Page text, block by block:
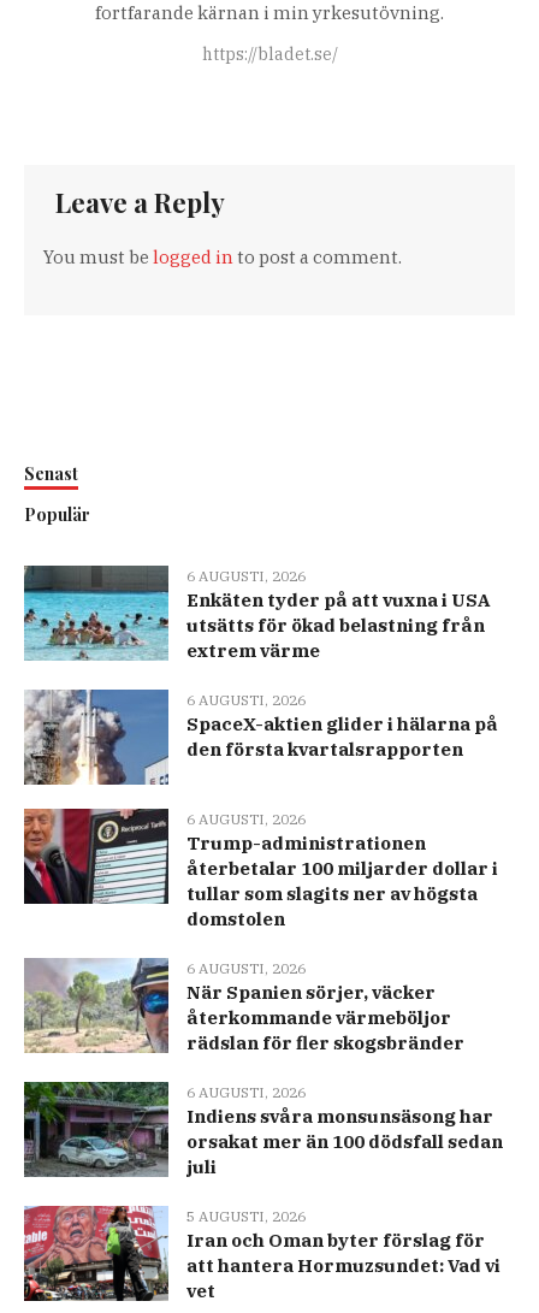
fortfarande kärnan i min yrkesutövning.
https://bladet.se/
Leave a Reply
You must belogged in to post a comment.
Senast
Populär
6 AUGUSTI, 2026
Enkäten tyder på att vuxna i USA
utsätts för ökad belastning från
extrem värme
6 AUGUSTI, 2026
SpaceX-aktien glider i hälarna på
den första kvartalsrapporten
6 AUGUSTI, 2026
Trump-administrationen
återbetalar 100 miljarder dollar i
tullar som slagits ner av högsta
domstolen
6 AUGUSTI, 2026
När Spanien sörjer, väcker
återkommande värmeböljor
rädslan för fler skogsbränder
6 AUGUSTI, 2026
Indiens svåra monsunsäsong har
orsakat mer än 100 dödsfall sedan
juli
5 AUGUSTI, 2026
Iran och Oman byter förslag för
att hantera Hormuzsundet: Vad vi
vet